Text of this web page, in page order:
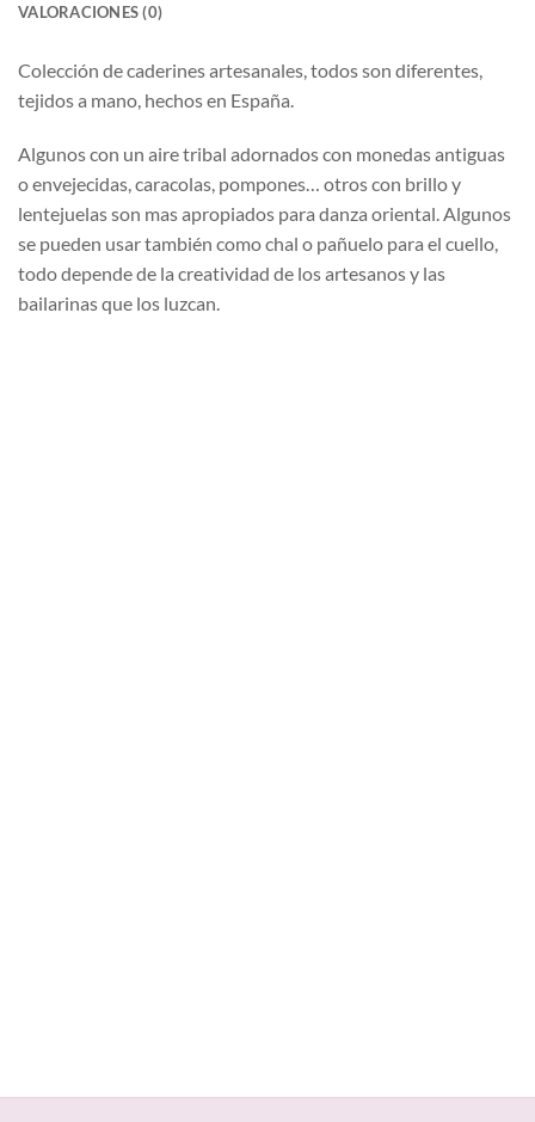
VALORACIONES (0)
Colección de caderines artesanales, todos son diferentes,
tejidos a mano, hechos en España.
Algunos con un aire tribal adornados con monedas antiguas
o envejecidas, caracolas, pompones… otros con brillo y
lentejuelas son mas apropiados para danza oriental. Algunos
se pueden usar también como chal o pañuelo para el cuello,
todo depende de la creatividad de los artesanos y las
bailarinas que los luzcan.